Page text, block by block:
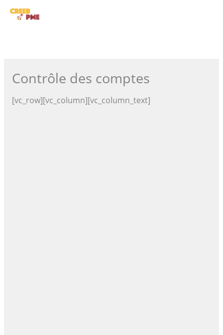
Contrôle des comptes
[vc_row][vc_column][vc_column_text]